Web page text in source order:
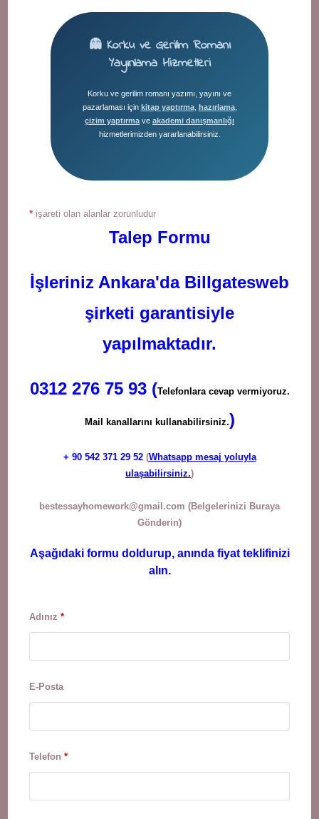
👻 Korku ve Gerilim Romanı
Yayınlama Hizmetleri
Korku ve gerilim romanı yazımı, yayını ve
pazarlaması için kitap yaptırma, hazırlama,
çizim yaptırma ve akademi danışmanlığı
hizmetlerimizden yararlanabilirsiniz.
* işareti olan alanlar zorunludur
Talep Formu
İşleriniz Ankara'da Billgatesweb
şirketi garantisiyle
yapılmaktadır.
0312 276 75 93 (Telefonlara cevap vermiyoruz.
Mail kanallarını kullanabilirsiniz.)
+ 90 542 371 29 52(Whatsapp mesaj yoluyla
ulaşabilirsiniz.)
bestessayhomework@gmail.com (Belgelerinizi Buraya
Gönderin)
Aşağıdaki formu doldurup, anında fiyat teklifinizi
alın.
Adınız*
E-Posta
Telefon*